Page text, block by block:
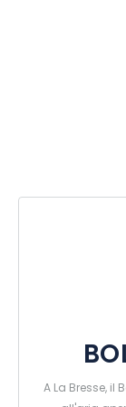
A La Bresse,